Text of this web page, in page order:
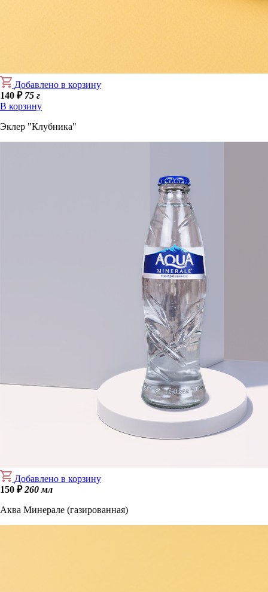
Добавлено в корзину
140 ₽ 75 г
В корзину
Эклер "Клубника"
Добавлено в корзину
150 ₽ 260 мл
Аква Минерале (газированная)